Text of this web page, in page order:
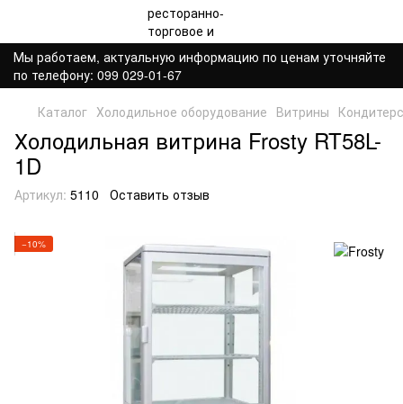
Мы работаем, актуальную информацию по ценам уточняйте
по телефону: 099 029-01-67
Каталог Холодильное оборудование Витрины
Холодильная витрина Frosty RT58L-
1D
Артикул: 5110 Оставить отзыв
−10%